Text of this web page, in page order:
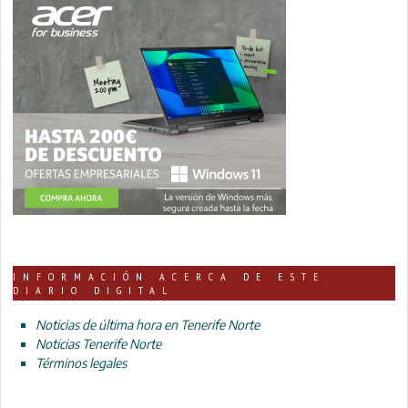
INFORMACIÓN ACERCA DE ESTE
DIARIO DIGITAL
Noticias de última hora en Tenerife Norte
Noticias Tenerife Norte
Términos legales